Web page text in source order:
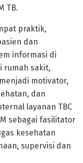
TB.
praktik,
dan
informasi di
rumah sakit,
motivator,
dan
layanan TBC
sebagai fasilitator
kesehatan
supervisi dan